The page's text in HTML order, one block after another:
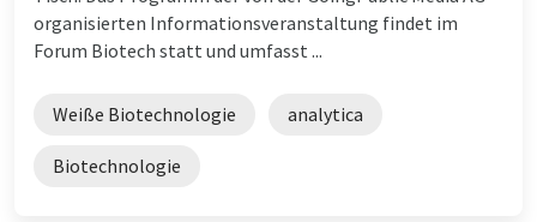
organisierten Informationsveranstaltung findet im
Forum Biotech statt und umfasst ...
Weiße Biotechnologie analytica
Biotechnologie